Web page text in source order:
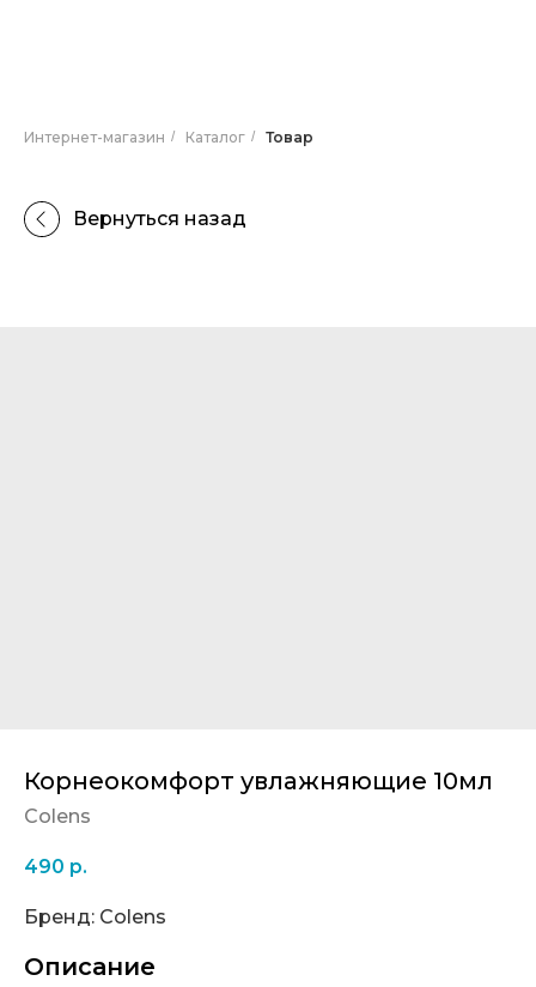
Интернет-магазин / Каталог / Товар
Вернуться назад
Корнеокомфорт увлажняющие 10мл
Colens
490 р.
Бренд: Colens
Описание